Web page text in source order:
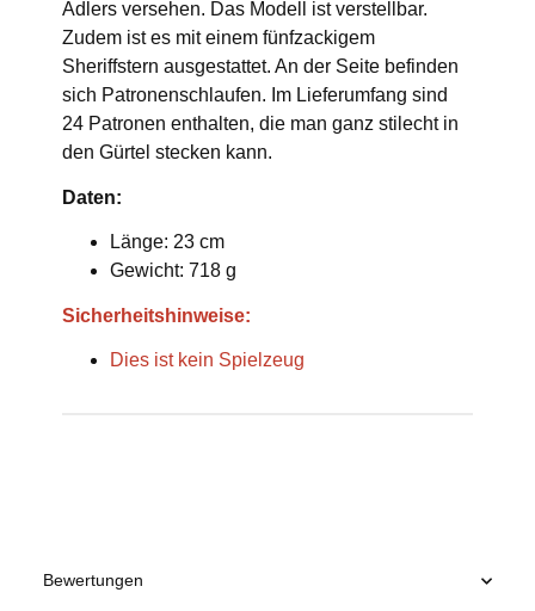
Adlers versehen. Das Modell ist verstellbar.
Zudem ist es mit einem fünfzackigem
Sheriffstern ausgestattet. An der Seite befinden
sich Patronenschlaufen. Im Lieferumfang sind
24 Patronen enthalten, die man ganz stilecht in
den Gürtel stecken kann.
Daten:
Länge: 23 cm
Gewicht: 718 g
Sicherheitshinweise:
Dies ist kein Spielzeug
Bewertungen